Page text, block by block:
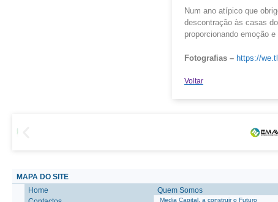
Num ano atípico que
descontração às casas
proporcionando emoção
Fotografias – https://
Voltar
MAPA DO SITE
Home
Quem Somos
Media Capital, a construir o Futuro